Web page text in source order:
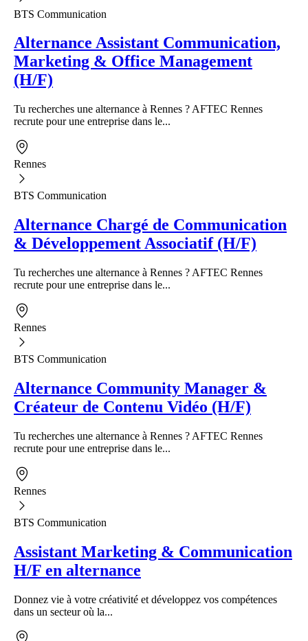
BTS Communication
Alternance Assistant Communication,
Marketing & Office Management
(H/F)
Tu recherches une alternance à Rennes ? AFTEC Rennes
recrute pour une entreprise dans le...
Rennes
BTS Communication
Alternance Chargé de Communication
& Développement Associatif (H/F)
Tu recherches une alternance à Rennes ? AFTEC Rennes
recrute pour une entreprise dans le...
Rennes
BTS Communication
Alternance Community Manager &
Créateur de Contenu Vidéo (H/F)
Tu recherches une alternance à Rennes ? AFTEC Rennes
recrute pour une entreprise dans le...
Rennes
BTS Communication
Assistant Marketing & Communication
H/F en alternance
Donnez vie à votre créativité et développez vos compétences
dans un secteur où la...